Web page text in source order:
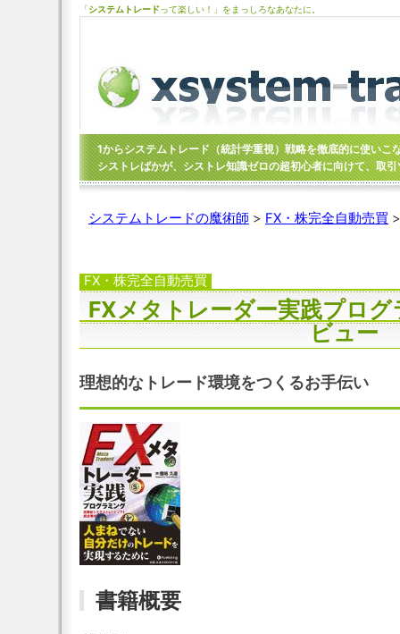
「システムトレードって楽しい！」をまっしろなあなたに。
1からシステムトレード（統計学重視）戦略を徹底的に使い
シストレばかが、シストレ知識ゼロの超初心者に向けて、取
システムトレードの魔術師 > FX・株完全自動売買
FX・株完全自動売買
FXメタトレーダー実践プロ
ビュー
理想的なトレード環境をつくるお手伝い
書籍概要